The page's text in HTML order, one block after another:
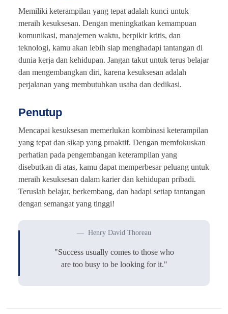
Memiliki keterampilan yang tepat adalah kunci untuk
meraih kesuksesan. Dengan meningkatkan kemampuan
komunikasi, manajemen waktu, berpikir kritis, dan
teknologi, kamu akan lebih siap menghadapi tantangan di
dunia kerja dan kehidupan. Jangan takut untuk terus belajar
dan mengembangkan diri, karena kesuksesan adalah
perjalanan yang membutuhkan usaha dan dedikasi.
Penutup
Mencapai kesuksesan memerlukan kombinasi keterampilan
yang tepat dan sikap yang proaktif. Dengan memfokuskan
perhatian pada pengembangan keterampilan yang
disebutkan di atas, kamu dapat memperbesar peluang untuk
meraih kesuksesan dalam karier dan kehidupan pribadi.
Teruslah belajar, berkembang, dan hadapi setiap tantangan
dengan semangat yang tinggi!
Henry David Thoreau
"Success usually comes to those who
are too busy to be looking for it."